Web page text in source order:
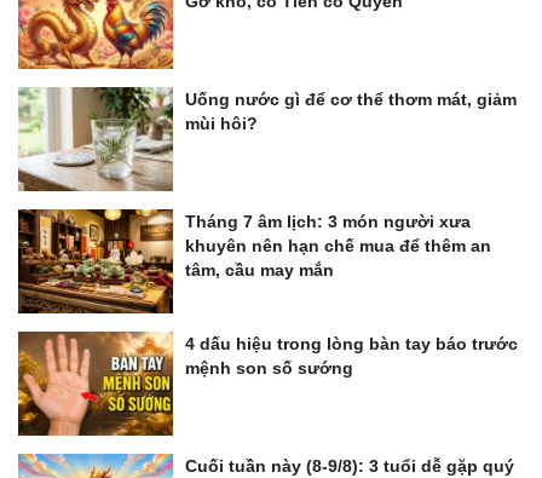
Uống nước gì để cơ thể thơm mát, giảm
mùi hôi?
Tháng 7 âm lịch: 3 món người xưa
khuyên nên hạn chế mua để thêm an
tâm, cầu may mắn
4 dấu hiệu trong lòng bàn tay báo trước
mệnh son số sướng
Cuối tuần này (8-9/8): 3 tuổi dễ gặp quý